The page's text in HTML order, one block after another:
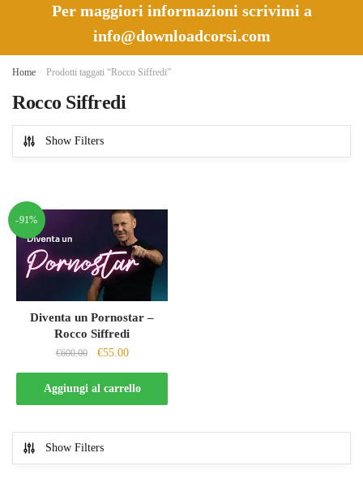
Per maggiori informazioni scrivimi a
info@downloadcorsi.com
Home Prodotti taggati “Rocco Siffredi”
Rocco Siffredi
Show Filters
-91%
Diventa un Pornostar –
Rocco Siffredi
€600.00
Il
prezzo
originale
era:
€55.00Il
prezzo
attuale
è:
Aggiungi al carrello
Show Filters